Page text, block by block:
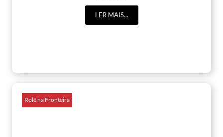
LER MAIS...
Rolê na Fronteira